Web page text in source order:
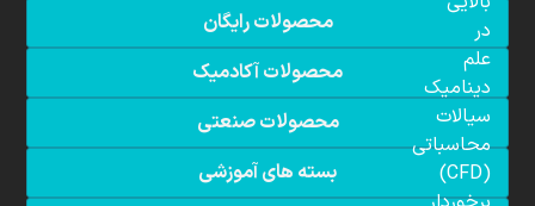
محصولات رایگان
محصولات آکادمیک
محصولات صنعتی
بسته های آموزشی
در
علم
دینامیک
سیالات
محاسباتی
(CFD)